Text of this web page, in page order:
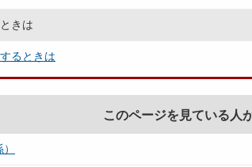
きは
るときは
このページを見ている人